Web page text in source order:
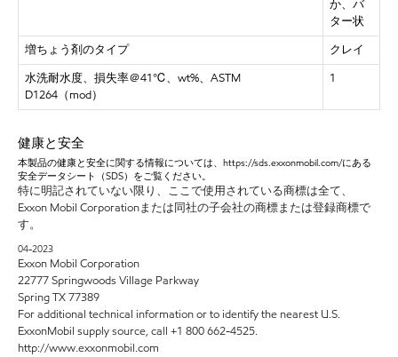
か、バ
ター状
増ちょう剤のタイプ
クレイ
水洗耐水度、損失率＠41℃、wt%、ASTM
D1264（mod）
1
健康と安全
本製品の健康と安全に関する情報については、 https://sds.exxonmobil.com/にある
安全データシート（SDS）をご覧ください。
特に明記されていない限り、ここで使用されている商標は全て、
Exxon Mobil Corporationまたは同社の子会社の商標または登録商標で
す。
04-2023
Exxon Mobil Corporation
22777 Springwoods Village Parkway
Spring TX 77389
For additional technical information or to identify the nearest U.S.
ExxonMobil supply source, call +1 800 662-4525.
http://www.exxonmobil.com